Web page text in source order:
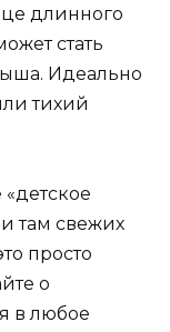
длинного
стать
Идеально
тихий
там свежих
просто
о
в любое